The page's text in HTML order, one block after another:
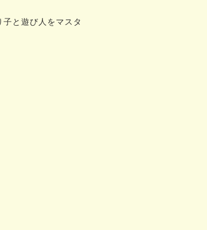
と遊び人をマスタ